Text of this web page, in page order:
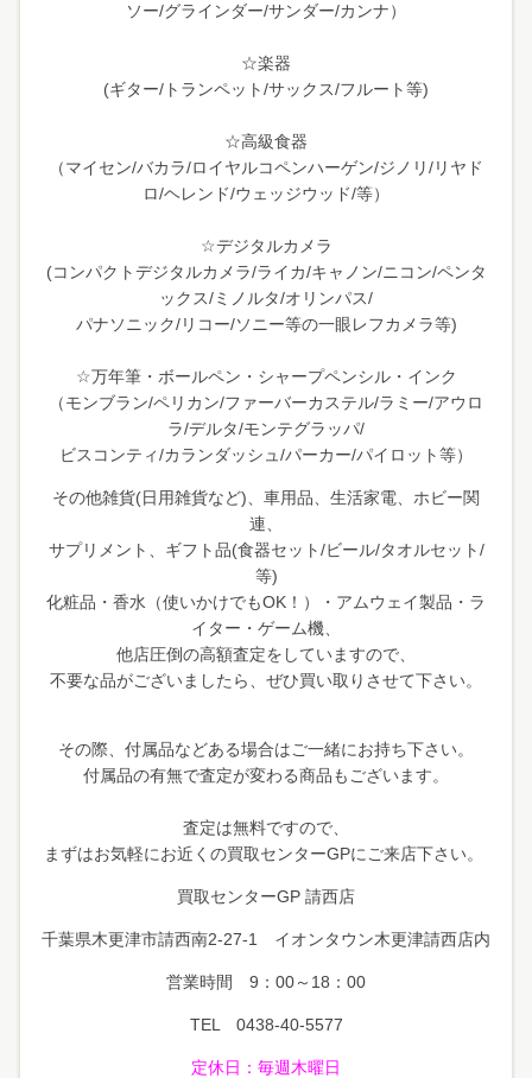
ソー/グラインダー/サンダー/カンナ）
☆楽器
(ギター/トランペット/サックス/フルート等)
☆高級食器
（マイセン/バカラ/ロイヤルコペンハーゲン/ジノリ/リヤド
ロ/ヘレンド/ウェッジウッド/等）
☆デジタルカメラ
(コンパクトデジタルカメラ/ライカ/キャノン/ニコン/ペンタ
ックス/ミノルタ/オリンパス/
パナソニック/リコー/ソニー等の一眼レフカメラ等)
☆万年筆・ボールペン・シャープペンシル・インク
（モンブラン/ペリカン/ファーバーカステル/ラミー/アウロ
ラ/デルタ/モンテグラッパ/
ビスコンティ/カランダッシュ/パーカー/パイロット等）
その他雑貨(日用雑貨など)、車用品、生活家電、ホビー関
連、
サプリメント、ギフト品(食器セット/ビール/タオルセット/
等)
化粧品・香水（使いかけでもOK！）・アムウェイ製品・ラ
イター・ゲーム機、
他店圧倒の高額査定をしていますので、
不要な品がございましたら、ぜひ買い取りさせて下さい。
その際、付属品などある場合はご一緒にお持ち下さい。
付属品の有無で査定が変わる商品もございます。
査定は無料ですので、
まずはお気軽にお近くの買取センターGPにご来店下さい。
買取センターGP 請西店
千葉県木更津市請西南2-27-1 イオンタウン木更津請西店内
営業時間 9：00～18：00
TEL 0438-40-5577
定休日 ：毎週木曜日